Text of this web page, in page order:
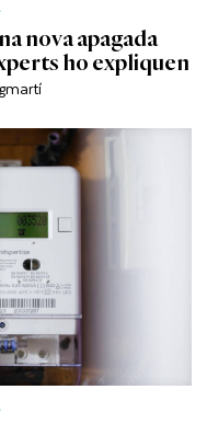
nova apagada
ho expliquen